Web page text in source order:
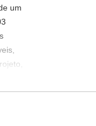
um
com